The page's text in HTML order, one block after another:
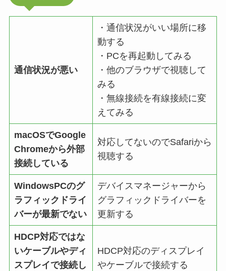
通信状況が悪い
・通信状況がいい場所に移
動する
・PCを再起動してみる
・他のブラウザで視聴して
みる
・無線接続を有線接続に変
えてみる
macOSでGoogle
Chromeから外部
接続している
対応してないのでSafariから
視聴する
WindowsPCのグ
ラフィックドライ
バーが最新でない
デバイスマネージャーから
グラフィックドライバーを
更新する
HDCP対応ではな
いケーブルやディ
スプレイで接続し
HDCP対応のディスプレイ
やケーブルで接続する